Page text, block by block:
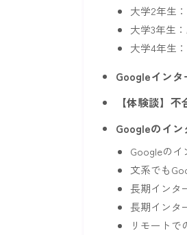
大学2年生
大学3年生
大学4年生
Googleイン
【体験談】
Googleのイ
Googleのイ
文系でも
長期インタ
長期インタ
リモートで